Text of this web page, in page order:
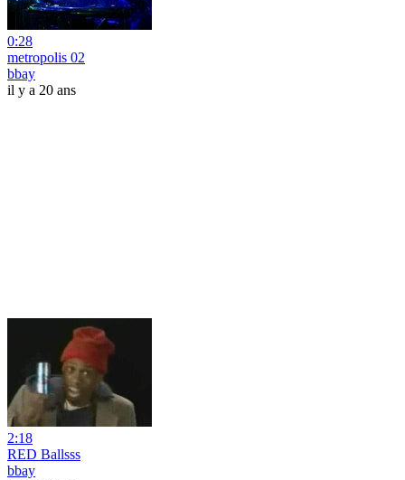
0:28
metropolis 02
bbay
il y a 20 ans
2:18
RED Ballsss
bbay